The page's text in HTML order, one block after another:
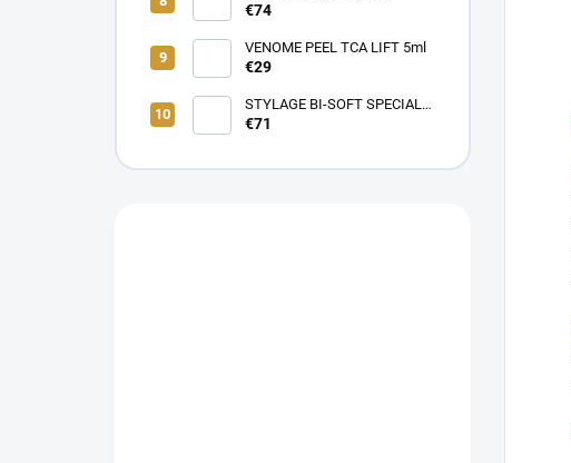
lidokaínom (1x1ml)
€74
VENOME PEEL TCA LIFT 5ml
€29
STYLAGE BI-SOFT SPECIAL
LIPS Lidokaín 1ml s
€71